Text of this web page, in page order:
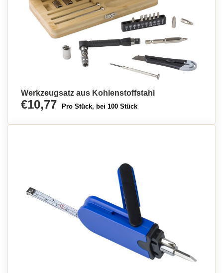
Werkzeugsatz aus Kohlenstoffstahl
€10,77 Pro Stück, bei 100 Stück